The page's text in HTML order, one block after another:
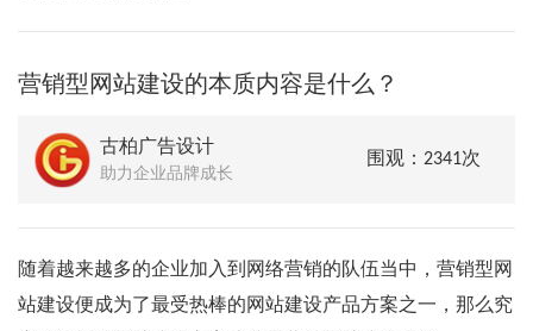
营销型网站建设的本质内容是什么？
古柏广告设计
助力企业品牌成长
围观：2341次
随着越来越多的企业加入到网络营销的队伍当中，营销型网
站建设便成为了最受热棒的网站建设产品方案之一，那么究